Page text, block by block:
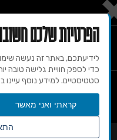
הפרטיות שלכם
כדי לספק חוויית גלישה טובה
סטטיסטיים. למידע נוסף עיינו
קראתי ואני מאשר